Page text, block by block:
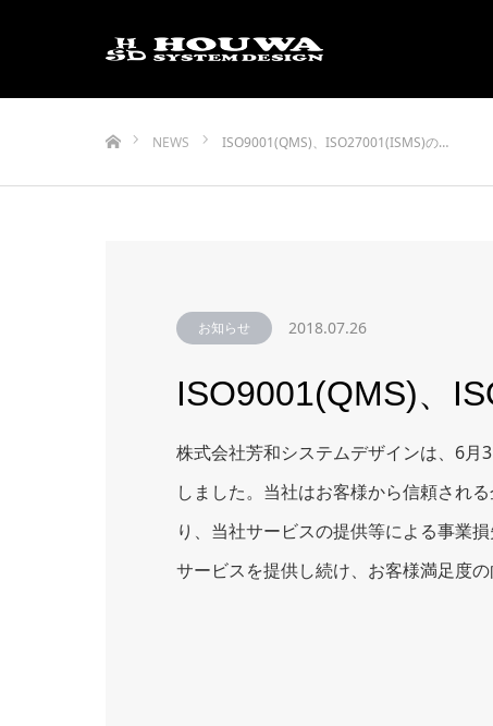
NEWS
ISO9001(QMS)、ISO27001(ISMS)の…
お知らせ 2018.07.26
ISO9001(QMS)、
株式会社芳和システムデザインは、6月
しました。当社はお客様から信頼され
り、当社サービスの提供等による事業
サービスを提供し続け、お客様満足度の